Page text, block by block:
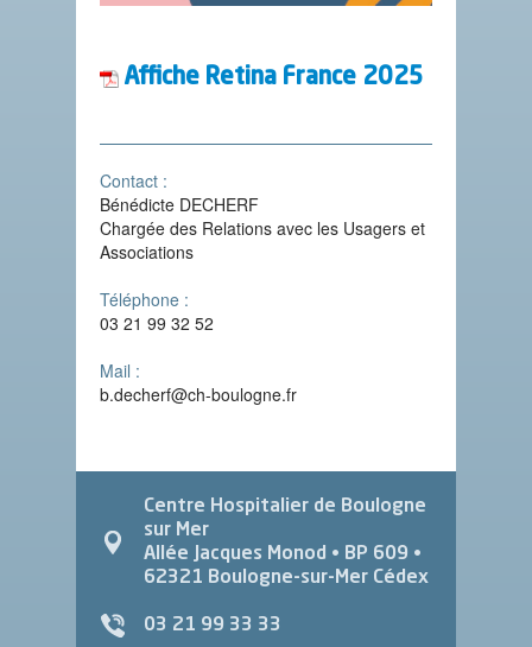
Affiche Retina France 2025
Contact :
Bénédicte DECHERF
Chargée des Relations avec les Usagers et
Associations
Téléphone :
03 21 99 32 52
Mail :
b.decherf@ch-boulogne.fr
Centre Hospitalier de Boulogne
sur Mer
Allée Jacques Monod • BP 609 •
62321 Boulogne-sur-Mer Cédex
03 21 99 33 33